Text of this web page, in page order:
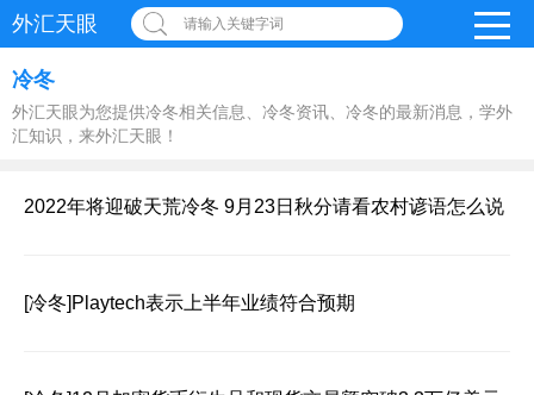
外汇天眼 请输入关键字词
冷冬
外汇天眼为您提供冷冬相关信息、冷冬资讯、冷冬的最新消息，学外
汇知识，来外汇天眼！
2022年将迎破天荒冷冬 9月23日秋分请看农村谚语怎么说
[冷冬] Playtech表示上半年业绩符合预期